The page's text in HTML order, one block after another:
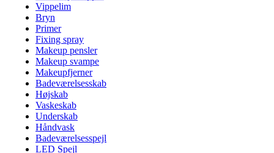
Vippelim
Bryn
Primer
Fixing spray
Makeup pensler
Makeup svampe
Makeupfjerner
Badeværelsesskab
Højskab
Vaskeskab
Underskab
Håndvask
Badeværelsesspejl
LED Spejl